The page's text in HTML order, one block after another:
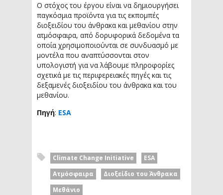
Ο στόχος του έργου είναι να δημιουργήσει
παγκόσμια προϊόντα για τις εκπομπές
διοξειδίου του άνθρακα και μεθανίου στην
ατμόσφαιρα, από δορυφορικά δεδομένα τα
οποία χρησιμοποιούνται σε συνδυασμό με
μοντέλα που αναπτύσσονται στον
υπολογιστή για να λάβουμε πληροφορίες
σχετικά με τις περιφερειακές πηγές και τις
δεξαμενές διοξειδίου του άνθρακα και του
μεθανίου.
Πηγή: ESA
Climate Change Initiative
ESA
Ατμόσφαιρα
Διοξείδιο του Άνθρακα
Μεθάνιο